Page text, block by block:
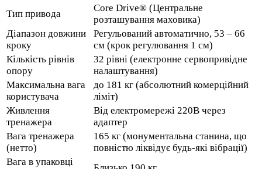
Тип привода
Core Drive® (Центральне
розташування маховика)
Діапазон довжини
кроку
Регульований автоматично, 53 – 66
см (крок регулювання 1 см)
Кількість рівнів
опору
32 рівні (електронне сервопривідне
налаштування)
Максимальна вага
користувача
до 181 кг (абсолютний комерційний
ліміт)
Живлення
тренажера
Від електромережі 220В через
адаптер
Вага тренажера
(нетто)
165 кг (монументальна станина, що
повністю ліквідує будь-які вібрації)
Вага в упаковці